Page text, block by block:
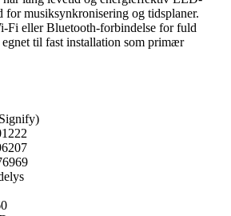
for musiksynkronisering og tidsplaner.
Fi eller Bluetooth-forbindelse for fuld
til fast installation som primær